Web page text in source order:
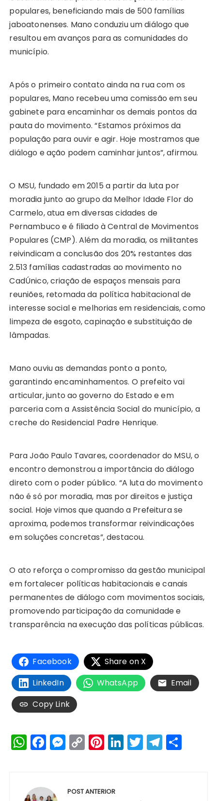
populares, beneficiando mais de 500 famílias
jaboatonenses. Mano conduziu um diálogo que
resultou em avanços para as comunidades do
município.
Após o primeiro contato ainda na rua com os
populares, Mano recebeu uma comissão em seu
gabinete para encaminhar os demais pontos da
pauta do movimento. “Estamos próximos da
população para ouvir e agir. Hoje mostramos que
diálogo e ação podem caminhar juntos”, afirmou.
O MSU, fundado em 2015 a partir da luta por
moradia junto ao grupo da Melhor Idade Flor do
Carmelo, atua em diversas cidades de
Pernambuco e é filiado à Central de Movimentos
Populares (CMP). Além da moradia, os militantes
reivindicam a conclusão dos 20% restantes das
2.513 famílias cadastradas ao movimento no
CadÚnico, criação de espaços mensais para
reuniões, retomada da política habitacional de
interesse social e melhorias em residenciais, como
limpeza de esgoto, capinação e substituição de
lâmpadas.
Mano ouviu as demandas ponto a ponto,
garantindo encaminhamentos. O prefeito vai
articular, junto ao governo do Estado e em
parceria com a Assistência Social do município, a
creche do Residencial Padre Henrique.
Para João Paulo Tavares, coordenador do MSU, o
encontro demonstrou a importância do diálogo
direto com o poder público. “A luta do movimento
não é só por moradia, mas por direitos e justiça
social. Hoje vimos que quando a Prefeitura se
aproxima, podemos transformar reivindicações
em soluções concretas”, destacou.
O ato reforça o compromisso da gestão municipal
em fortalecer políticas habitacionais e canais
permanentes de diálogo com movimentos sociais,
promovendo participação da comunidade e
transparência na execução das políticas públicas.
Facebook
Share on X
LinkedIn
WhatsApp
Email
Copy Link
W
h
ts
F
a
e
M
e
s
C
o
y
Pi
n
re
Li
n
T
w
T
el
POST ANTERIOR